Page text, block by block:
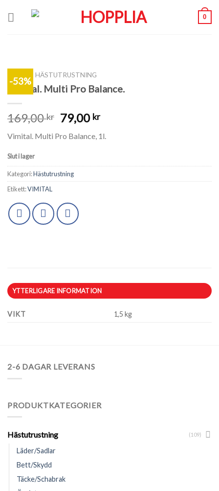
0
-53%
HÄSTUTRUSTNING
Vimital. Multi Pro Balance.
169,00kr 79,00 kr
Vimital. Multi Pro Balance, 1l.
Slut i lager
Kategori:Hästutrustning
Etikett:VIMITAL
YTTERLIGARE INFORMATION
VIKT 1,5 kg
2-6 DAGAR LEVERANS
PRODUKTKATEGORIER
Hästutrustning (109)
Läder/Sadlar
Bett/Skydd
Täcke/Schabrak